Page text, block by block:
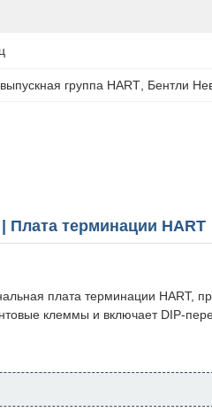
выпускная группа HART Бентли
Плата терминации HART
плата терминации HART,
клеммы и включает DIP-